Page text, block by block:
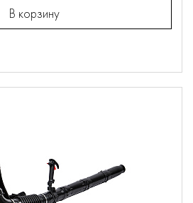
В корзину